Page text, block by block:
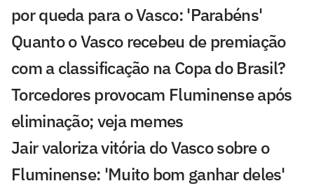
por queda para o Vasco: 'Parabéns'
Quanto o Vasco recebeu de premiação
com a classificação na Copa do Brasil?
Torcedores provocam Fluminense após
eliminação; veja memes
Jair valoriza vitória do Vasco sobre o
Fluminense: 'Muito bom ganhar deles'